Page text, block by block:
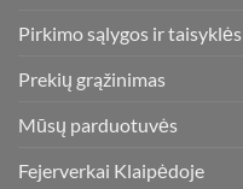
Pirkimo sąlygos ir taisyklės
Prekių grąžinimas
Mūsų parduotuvės
Fejerverkai Klaipėdoje